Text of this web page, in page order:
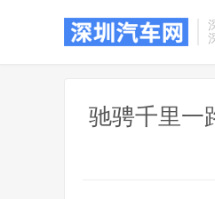
驰骋千里一